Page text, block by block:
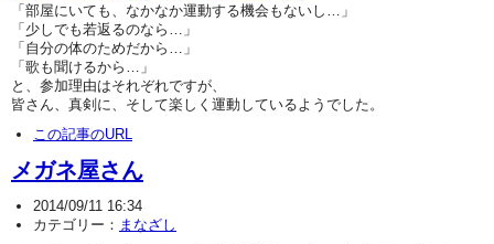
「部屋にいても、なかなか運動する機会もないし…」
「少しでも若返るのなら…」
「自分の体のためだから…」
「歌も聞けるから…」
と、参加理由はそれぞれですが、
皆さん、真剣に、そして楽しく運動しているようでした。
この記事のURL
メガネ屋さん
2014/09/11 16:34
カテゴリー： まなざし